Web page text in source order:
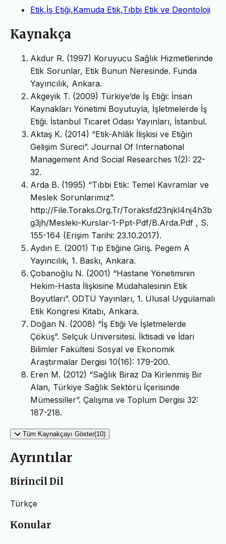
Etik,İş Etiği,Kamuda Etik,Tıbbi Etik ve Deontoloji
Kaynakça
Akdur R. (1997) Koruyucu Sağlık Hizmetlerinde
Etik Sorunlar, Etik Bunun Neresinde. Funda
Yayıncılık, Ankara.
Akgeyik T. (2009) Türkiye’de İş Etiği: İnsan
Kaynakları Yönetimi Boyutuyla, İşletmelerde İş
Etiği. İstanbul Ticaret Odası Yayınları, İstanbul.
Aktaş K. (2014) “Etik-Ahlâk İlişkisi ve Etiğin
Gelişim Süreci”. Journal Of International
Management And Social Researches 1(2): 22-
32.
Arda B. (1995) “Tıbbi Etik: Temel Kavramlar ve
Meslek Sorunlarımız”.
http://File.Toraks.Org.Tr/Toraksfd23njkl4nj4h3b
g3jh/Mesleki-Kurslar-1-Ppt-Pdf/B.Arda.Pdf , S.
155-164 (Erişim Tarihi: 23.10.2017).
Aydın E. (2001) Tıp Etiğine Giriş. Pegem A
Yayıncılık, 1. Baskı, Ankara.
Çobanoğlu N. (2001) “Hastane Yönetiminin
Hekim-Hasta İlişkisine Müdahalesinin Etik
Boyutları”. ODTÜ Yayınları, 1. Ulusal Uygulamalı
Etik Kongresi Kitabı, Ankara.
Doğan N. (2008) “İş Etiği Ve İşletmelerde
Çöküş”. Selçuk Üniversitesi. İktisadi ve İdari
Bilimler Fakültesi Sosyal ve Ekonomik
Araştırmalar Dergisi 10(16): 179-200.
Eren M. (2012) “Sağlık Biraz Da Kirlenmiş Bir
Alan, Türkiye Sağlık Sektörü İçerisinde
Mümessiller”. Çalışma ve Toplum Dergisi 32:
187-218.
Tüm Kaynakçayı Göster(10)
Ayrıntılar
Birincil Dil
Türkçe
Konular